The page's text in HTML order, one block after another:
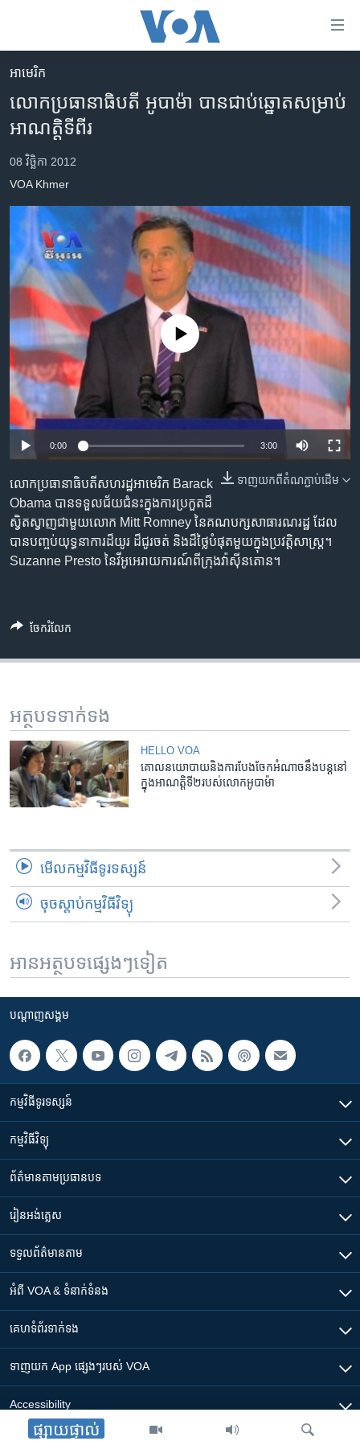
គេហទំព័រ​
រំលង​
និង​
ទៅ​​
ទំព័រ​
ព័ត៌មាន​​
ម្តង
រំលង​
និង​
ទៅ​
ទំព័រ​
រចនា
សម្ព័ន្ធ​
រំលង​
និង​
ទៅ​
កាន់​
ទំព័រ​
ស្វែង​
រក
អន្តរជាតិ
កម្ពុជាច្នៃប្រតិដ្ឋ
ព្រឹត្តិការណ៍ព័ត៌មាន
ទូរទស្សន៍ / វីដេអូ​
វិទ្យុ / ផតខាសថ៍
កម្មវិធីទាំងអស់
Khmer English
បណ្តាញ​សង្គម
ភាសា
ផ្សាយផ្ទាល់
អាមេរិក​
លោក​ប្រធានាធិបតី​ អូបាម៉ា​ បាន​ជាប់​ឆ្នោត​សម្រាប់​
អាណត្តិ​ទី​ពីរ
08 វិច្ឆិកា 2012
VOA Khmer
No media source currently available
0:00 3:00
ទាញ​យក​ពី​តំណភ្ជាប់​ដើម
លោក​ប្រធានាធិបតី​សហរដ្ឋ​អាមេរិក​ Barack​
Obama បាន​ទទួល​ជ័យជំនះ​ក្នុង​ការ​ប្រកួត​ដ៏​
ស្វិត​ស្វាញ​ជា​មួយ​លោក​ Mitt​ Romney​ នៃ​គណបក្ស​សាធារណរដ្ឋ​ ដែល​
បាន​បញ្ចប់​យុទ្ធនាការ​ដ៏​យូរ​ ដ៏​ជូរចត់​ និង​ដ៏​ថ្លៃ​បំផុត​មួយ​ក្នុង​ប្រវត្តិសាស្រ្ត។​
Suzanne​ Presto​ នៃ​វីអូអេ​រាយការណ៍​ពី​ក្រុង​វ៉ាស៊ីនតោន។​
ចែករំលែក
អត្ថបទ​ទាក់ទង
HELLO VOA
គោល​នយោបាយ​និង​ការ​បែងចែក​អំណាច​នឹង​បន្ត​នៅ​
ក្នុង​អាណត្តិ​ទី​២​របស់​លោក​អូបាម៉ា
មើល​កម្មវិធី​ទូរទស្សន៍
ចុចស្តាប់កម្មវិធីវិទ្យុ
អានអត្ថបទផ្សេងៗទៀត
បណ្តាញ​សង្គម
កម្មវិធី​ទូរទស្សន៍
កម្មវិធី​វិទ្យុ
ព័ត៌មាន​តាមប្រធានបទ​
រៀន​​អង់គ្លេស
ទទួល​ព័ត៌មាន​តាម
អំពី​ VOA & ទំនាក់ទំនង
គេហទំព័រ​​ទាក់ទង
ទាញយក​ App ផ្សេងៗ​របស់​ VOA
Accessibility